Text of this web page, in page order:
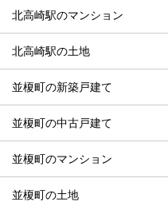
北高崎駅のマンション
北高崎駅の土地
並榎町の新築戸建て
並榎町の中古戸建て
並榎町のマンション
並榎町の土地